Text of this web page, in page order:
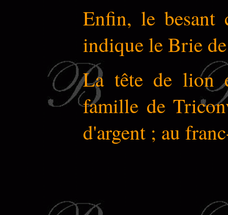
Enfin, le besant
indique le Brie
La tête de lion
famille de
d'argent ; au